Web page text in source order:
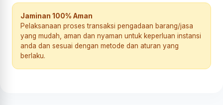
Jaminan 100% Aman
Pelaksanaan proses transaksi pengadaan barang/jasa
yang mudah, aman dan nyaman untuk keperluan instansi
anda dan sesuai dengan metode dan aturan yang
berlaku.